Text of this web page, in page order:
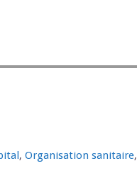
,Organisation sanitaire,